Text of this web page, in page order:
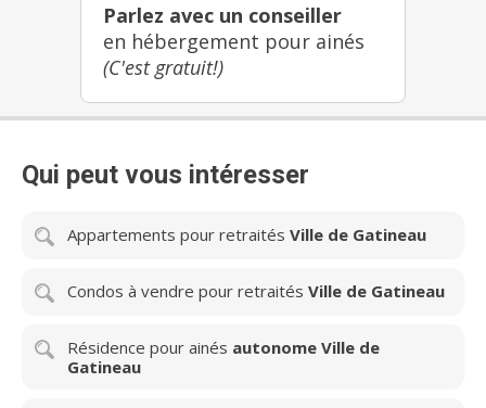
Parlez avec un conseiller
en hébergement pour ainés
(C'est gratuit!)
Qui peut vous intéresser
Appartements pour retraités Ville de Gatineau
Condos à vendre pour retraités Ville de Gatineau
Résidence pour ainés autonome Ville de
Gatineau